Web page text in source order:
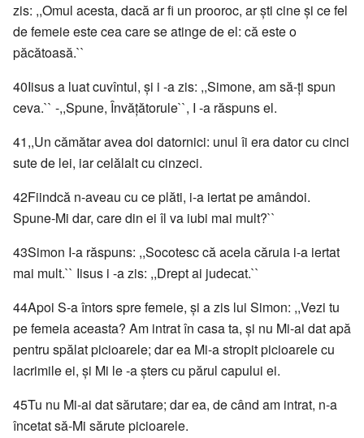
zis: ,,Omul acesta, dacă ar fi un prooroc, ar şti cine şi ce fel
de femeie este cea care se atinge de el: că este o
păcătoasă.``
40Iisus a luat cuvîntul, şi i -a zis: ,,Simone, am să-ţi spun
ceva.`` -,,Spune, Învăţătorule``, I -a răspuns el.
41,,Un cămătar avea doi datornici: unul îi era dator cu cinci
sute de lei, iar celălalt cu cinzeci.
42Fiindcă n-aveau cu ce plăti, i-a iertat pe amândoi.
Spune-Mi dar, care din ei îl va iubi mai mult?``
43Simon I-a răspuns: ,,Socotesc că acela căruia i-a iertat
mai mult.`` Iisus i -a zis: ,,Drept ai judecat.``
44Apoi S-a întors spre femeie, şi a zis lui Simon: ,,Vezi tu
pe femeia aceasta? Am intrat în casa ta, şi nu Mi-ai dat apă
pentru spălat picioarele; dar ea Mi-a stropit picioarele cu
lacrimile ei, şi Mi le -a şters cu părul capului ei.
45Tu nu Mi-ai dat sărutare; dar ea, de când am intrat, n-a
încetat să-Mi sărute picioarele.